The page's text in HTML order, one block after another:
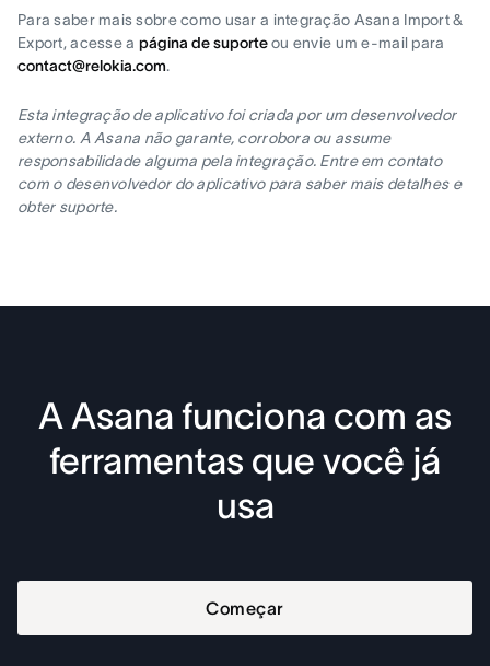
Para saber mais sobre como usar a integração Asana Import &
Export, acesse a página de suporteou envie um e-mail para
contact@relokia.com.
Esta integração de aplicativo foi criada por um desenvolvedor
externo. A Asana não garante, corrobora ou assume
responsabilidade alguma pela integração. Entre em contato
com o desenvolvedor do aplicativo para saber mais detalhes e
obter suporte.
A Asana funciona com as
ferramentas que você já
usa
Começar